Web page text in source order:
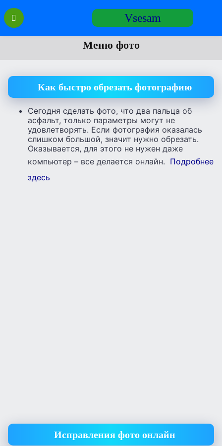
Перейти
Vsesam
Меню фото
Как быстро обрезать фотографию
Сегодня сделать фото, что два пальца об
асфальт, только параметры могут не
удовлетворять. Если фотография оказалась
слишком большой, значит нужно обрезать.
Оказывается, для этого не нужен даже
компьютер – все делается онлайн. Подробнее
здесь
Исправления фото онлайн